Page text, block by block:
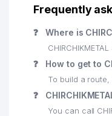
Frequently
❓ Where is
❓ How to get to
To build a
❓
You can call